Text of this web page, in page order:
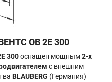
ОВ 2Е 300
300оснащен мощным2-х
с внешним
BLAUBERG (Германия)